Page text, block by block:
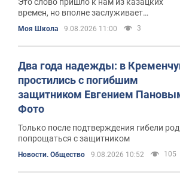
времен, но вполне заслуживает
возвращения в повседневный обиход
Моя Школа 9.08.2026 11:00 3
Два года надежды: в
простились с погибшим
защитником Евгением
Фото
Только после подтверждения гибели
попрощаться с защитником
Новости. Общество 9.08.2026 10:52 105